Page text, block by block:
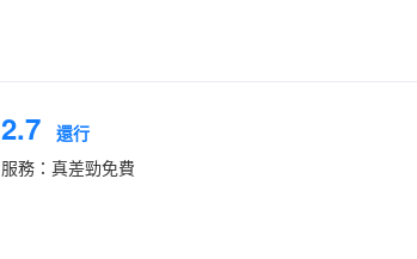
2.7 還行
服務：真差勁免費